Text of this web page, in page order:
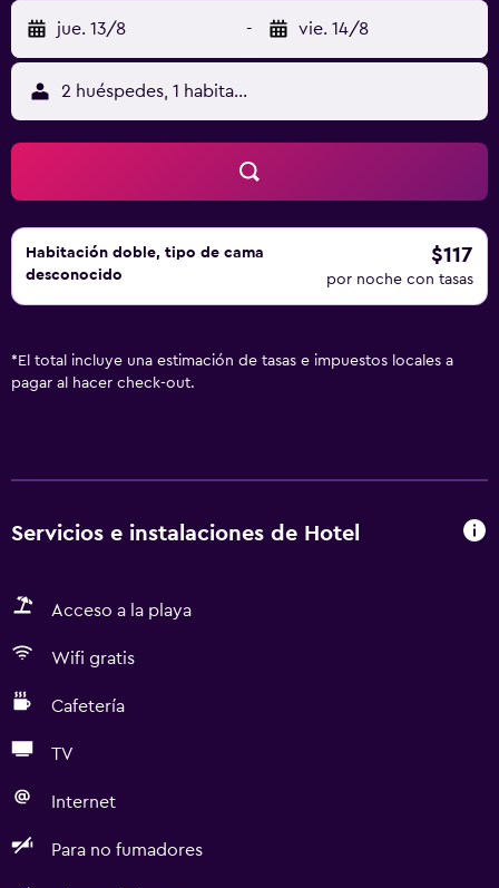
coche de Valencia y el aeropuerto de Reus.
jue. 13/8 - vie. 14/8
2 huéspedes, 1 habitación
Habitación doble, tipo de cama
desconocido
$117
por noche con tasas
* El total incluye una estimación de tasas e impuestos locales a
pagar al hacer check-out.
Servicios e instalaciones de Hotel
Acceso a la playa
Wifi gratis
Cafetería
TV
Internet
Para no fumadores